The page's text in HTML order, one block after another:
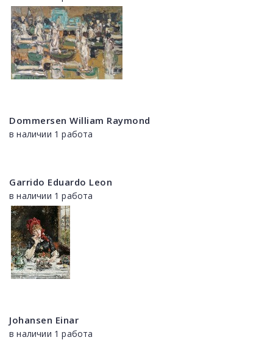
Dommersen William Raymond
в наличии 1 работа
Garrido Eduardo Leon
в наличии 1 работа
Johansen Einar
в наличии 1 работа